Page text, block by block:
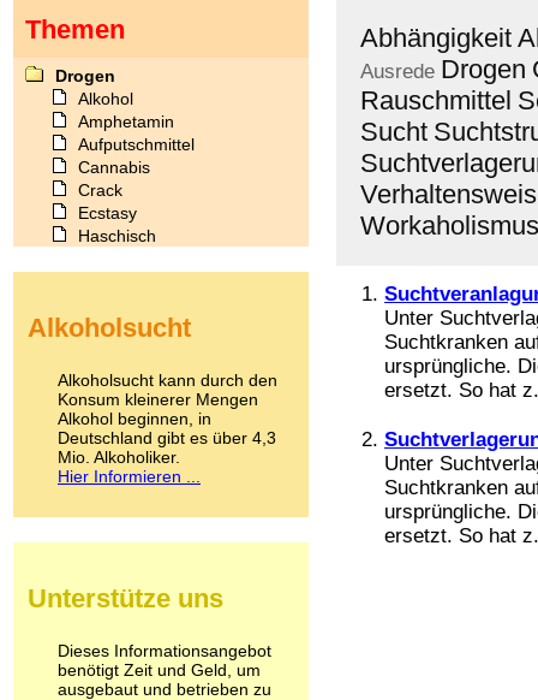
Abhängigkeit
Ausrede Drogen
Rauschmittel
Sucht
Workaholismus
Unter
Suchtkranken
ursprüngliche.
ersetzt. So hat
Unter
Suchtkranken
ursprüngliche.
ersetzt. So hat
Themen
Drogen
Alkohol
Amphetamin
Aufputschmittel
Cannabis
Crack
Ecstasy
Haschisch
Kokain
LSD
Marihuana
Medikamente
Meskalin
Metamphetamin
Methadon
Pilze
Psychopharmaka
Schlafmittel
Schmerzmittel
Alkoholsucht
Alkoholsucht kann durch den
Konsum kleinerer Mengen
Alkohol beginnen, in
Deutschland gibt es über 4,3
Mio. Alkoholiker.
Hier Informieren ...
Unterstütze uns
Dieses Informationsangebot
benötigt Zeit und Geld, um
ausgebaut und betrieben zu